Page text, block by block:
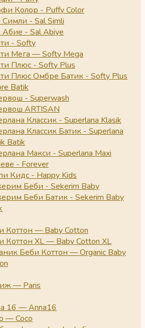
Колор - Puffy Color
- Sal Simli
- Sal Abiye
- Softy
Мега — Softy Mega
Плюс - Softy Plus
Плюс Омбре Батик - Softy Plus
Batik
- Superwash
ARTISAN
Классик - Superlana Klasik
Классик Батик - Superlana
Batik
Макси - Superlana Maxi
- Forever
Кидс - Happy Kids
Беби - Sekerim Baby
Беби Батик - Sekerim Baby
Коттон — Baby Cotton
Коттон XL — Baby Cotton XL
Беби Коттон — Organic Baby
— Paris
16 — Anna16
— Coco